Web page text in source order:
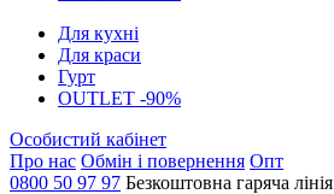
Для кухні
Для краси
Гурт
OUTLET -90%
Особистий кабінет
Про нас Обмін і повернення Опт
0800 50 97 97 Безкоштовна гаряча лінія